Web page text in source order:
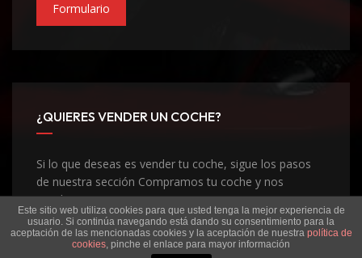
Formulario
¿QUIERES VENDER UN COCHE?
Si lo que deseas es vender tu coche, sigue los pasos
de nuestra sección Compramos tu coche y nos
pondremos en contacto contigo
Compramos Tu Coche
Este sitio web utiliza cookies para que usted tenga la mejor experiencia de
usuario. Si continúa navegando está dando su consentimiento para la
aceptación de las mencionadas cookies y la aceptación de nuestra política de
cookies, pinche el enlace para mayor información